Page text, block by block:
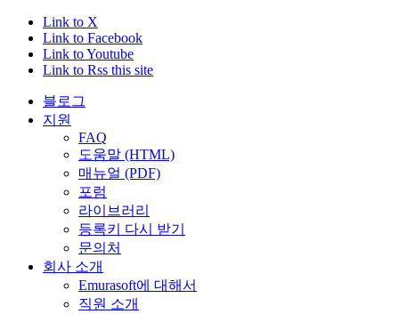
Link to X
Link to Facebook
Link to Youtube
Link to Rss this site
블로그
지원
FAQ
도움말 (HTML)
매뉴얼 (PDF)
포럼
라이브러리
등록키 다시 받기
문의처
회사 소개
Emurasoft에 대해서
직원 소개